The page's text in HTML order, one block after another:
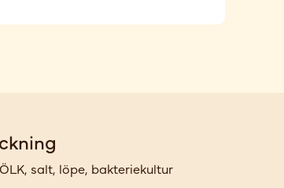
salt, löpe, bakteriekultur